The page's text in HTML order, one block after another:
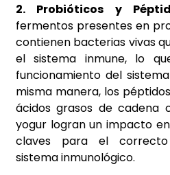
2. Probióticos y
fermentos presentes en
contienen bacterias vivas
el sistema inmune, lo
funcionamiento del
misma manera, los
ácidos grasos de cadena
yogur logran un impacto
claves para el correcto
sistema inmunológico.